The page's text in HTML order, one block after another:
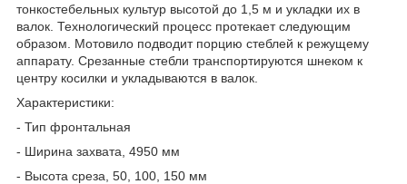
тонкостебельных культур высотой до 1,5 м и укладки их в
валок. Технологический процесс протекает следующим
образом. Мотовило подводит порцию стеблей к режущему
аппарату. Срезанные стебли транспортируются шнеком к
центру косилки и укладываются в валок.
Характеристики:
- Тип фронтальная
- Ширина захвата, 4950 мм
- Высота среза, 50, 100, 150 мм